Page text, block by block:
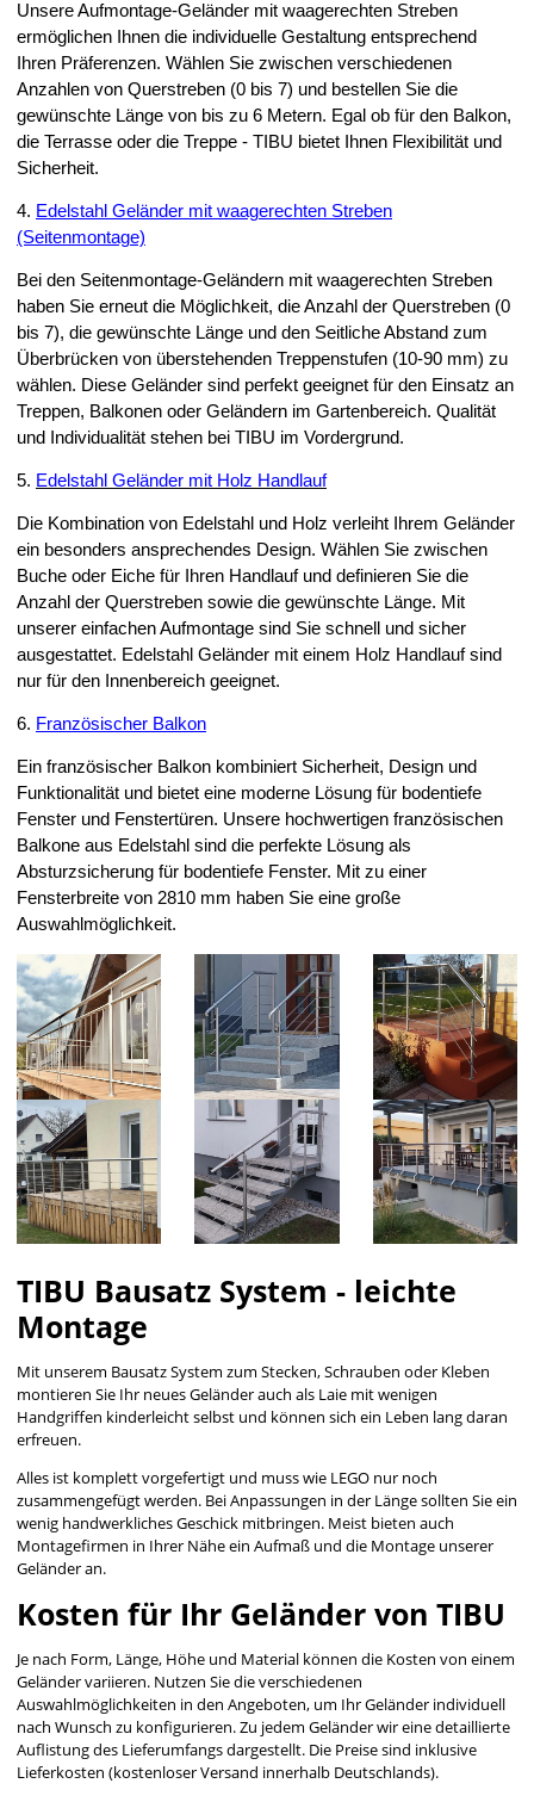
Unsere Aufmontage-Geländer mit waagerechten Streben
ermöglichen Ihnen die individuelle Gestaltung entsprechend
Ihren Präferenzen. Wählen Sie zwischen verschiedenen
Anzahlen von Querstreben (0 bis 7) und bestellen Sie die
gewünschte Länge von bis zu 6 Metern. Egal ob für den Balkon,
die Terrasse oder die Treppe - TIBU bietet Ihnen Flexibilität und
Sicherheit.
4. Edelstahl Geländer mit waagerechten Streben
(Seitenmontage)
Bei den Seitenmontage-Geländern mit waagerechten Streben
haben Sie erneut die Möglichkeit, die Anzahl der Querstreben (0
bis 7), die gewünschte Länge und den Seitliche Abstand zum
Überbrücken von überstehenden Treppenstufen (10-90 mm) zu
wählen. Diese Geländer sind perfekt geeignet für den Einsatz an
Treppen, Balkonen oder Geländern im Gartenbereich. Qualität
und Individualität stehen bei TIBU im Vordergrund.
5. Edelstahl Geländer mit Holz Handlauf
Die Kombination von Edelstahl und Holz verleiht Ihrem Geländer
ein besonders ansprechendes Design. Wählen Sie zwischen
Buche oder Eiche für Ihren Handlauf und definieren Sie die
Anzahl der Querstreben sowie die gewünschte Länge. Mit
unserer einfachen Aufmontage sind Sie schnell und sicher
ausgestattet. Edelstahl Geländer mit einem Holz Handlauf sind
nur für den Innenbereich geeignet.
6. Französischer Balkon
Ein französischer Balkon kombiniert Sicherheit, Design und
Funktionalität und bietet eine moderne Lösung für bodentiefe
Fenster und Fenstertüren. Unsere hochwertigen französischen
Balkone aus Edelstahl sind die perfekte Lösung als
Absturzsicherung für bodentiefe Fenster. Mit zu einer
Fensterbreite von 2810 mm haben Sie eine große
Auswahlmöglichkeit.
TIBU Bausatz System - leichte
Montage
Mit unserem Bausatz System zum Stecken, Schrauben oder Kleben
montieren Sie Ihr neues Geländer auch als Laie mit wenigen
Handgriffen kinderleicht selbst und können sich ein Leben lang daran
erfreuen.
Alles ist komplett vorgefertigt und muss wie LEGO nur noch
zusammengefügt werden. Bei Anpassungen in der Länge sollten Sie ein
wenig handwerkliches Geschick mitbringen. Meist bieten auch
Montagefirmen in Ihrer Nähe ein Aufmaß und die Montage unserer
Geländer an.
Kosten für Ihr Geländer von TIBU
Je nach Form, Länge, Höhe und Material können die Kosten von einem
Geländer variieren. Nutzen Sie die verschiedenen
Auswahlmöglichkeiten in den Angeboten, um Ihr Geländer individuell
nach Wunsch zu konfigurieren. Zu jedem Geländer wir eine detaillierte
Auflistung des Lieferumfangs dargestellt. Die Preise sind inklusive
Lieferkosten (kostenloser Versand innerhalb Deutschlands).